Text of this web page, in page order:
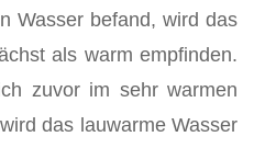
Wasser befand, wird das
als warm empfinden.
zuvor im sehr warmen
das lauwarme Wasser